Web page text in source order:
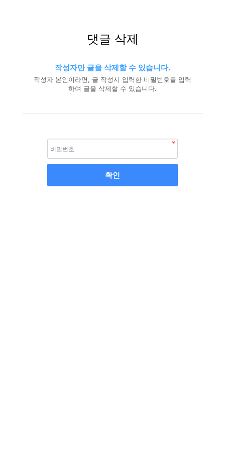
댓글 삭제
작성자만 글을 삭제할 수 있습니다.
작성자 본인이라면, 글 작성시 입력한 비밀번호를 입력
하여 글을 삭제할 수 있습니다.